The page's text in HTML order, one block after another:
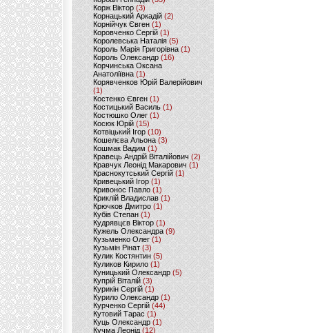
Корж Віктор (3)
Корнацький Аркадій (2)
Корнійчук Євген (1)
Коровченко Сергій (1)
Королевська Наталія(5)
Король Марія Григорівна (1)
Король Олександр (16)
Корчинська Оксана
Анатоліївна (1)
Корявченков Юрій Валерійович
(1)
Костенко Євген (1)
Костицький Василь (1)
Костюшко Олег (1)
Косюк Юрій (15)
Котвіцький Ігор (10)
Кошелєва Альона(3)
Кошмак Вадим (1)
Кравець Андрій Віталійович (2)
Кравчук Леонід Макарович (1)
Краснокутський Сергій (1)
Кривецький Ігор (1)
Кривонос Павло (1)
Криклій Владислав (1)
Крючков Дмитро(1)
Кубів Степан(1)
Кудрявцєв Віктор (1)
Кужель Олександра (9)
Кузьменко Олег (1)
Кузьмін Рінат(3)
Кулик Костянтин(5)
Куликов Кирило (1)
Куницький Олександр (5)
Купрій Віталій (3)
Курикін Сергій(1)
Курило Олександр (1)
Курченко Сергій (44)
Кутовий Тарас (1)
Куць Олександр (1)
Кучма Леонід (12)